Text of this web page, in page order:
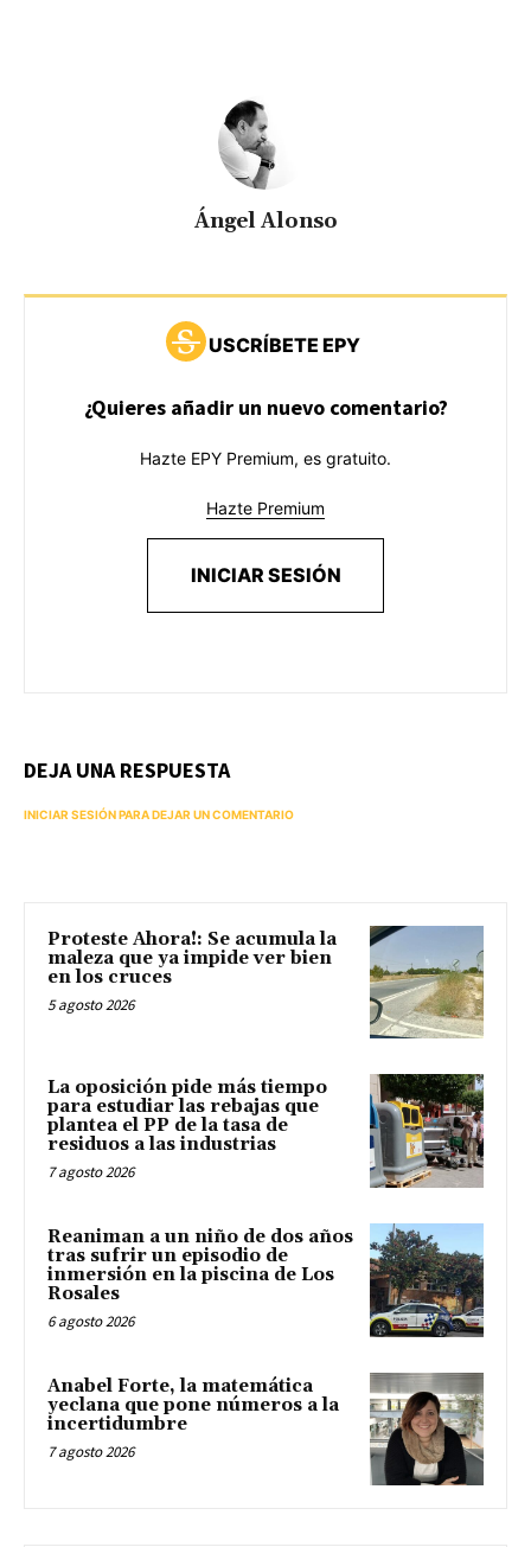
Ángel Alonso
USCRÍBETE EPY
¿Quieres añadir un nuevo comentario?
Hazte EPY Premium, es gratuito.
Hazte Premium
INICIAR SESIÓN
DEJA UNA RESPUESTA
INICIAR SESIÓN PARA DEJAR UN COMENTARIO
Proteste Ahora!: Se acumula la
maleza que ya impide ver bien
en los cruces
5 agosto 2026
La oposición pide más tiempo
para estudiar las rebajas que
plantea el PP de la tasa de
residuos a las industrias
7 agosto 2026
Reaniman a un niño de dos años
tras sufrir un episodio de
inmersión en la piscina de Los
Rosales
6 agosto 2026
Anabel Forte, la matemática
yeclana que pone números a la
incertidumbre
7 agosto 2026